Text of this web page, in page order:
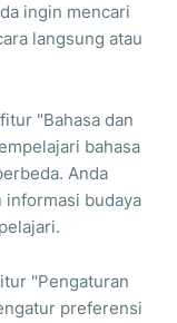
ingin mencari
langsung atau
"Bahasa dan
bahasa
Anda
informasi budaya
"Pengaturan
preferensi